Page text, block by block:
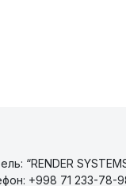
“RENDER
+998 71 233-